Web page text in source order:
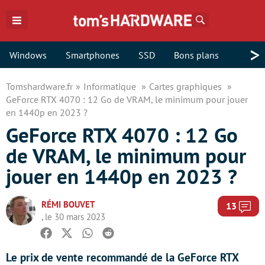
Windows Smartphones SSD Bons plans >
Tomshardware.fr Informatique
Cartes graphiques
GeForce RTX 4070 : 12 Go de VRAM, le minimum pour jouer
en 1440p en 2023 ?
GeForce RTX 4070 : 12 Go
de VRAM, le minimum pour
jouer en 1440p en 2023 ?
RÉMI BOUVET
, le 30 mars 2023
13
Facebook
TwitterWhatsapp
Reddit
Le prix de vente recommandé de la GeForce RTX